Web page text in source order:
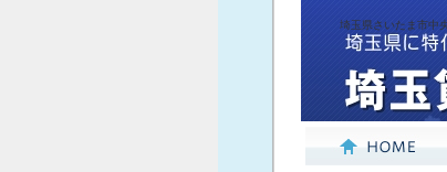
埼玉県さいたま市中